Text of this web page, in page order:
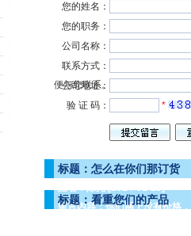
您的姓名：
您的职务：
公司名称：
联系方式：
便与您联系。
公司地址：
验 证 码：
*
标题：怎么在你们那订货
姓名：陈亮[2014-01-15]
留言内容：你们网上没有价格
标题：看重您们的产品